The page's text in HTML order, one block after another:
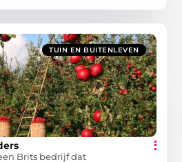
TUIN EN BUITENLEVEN
Brits bedrijf dat